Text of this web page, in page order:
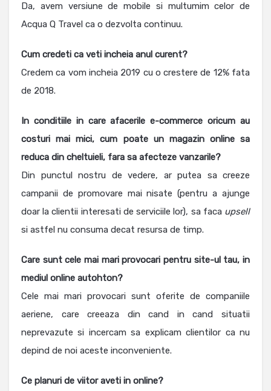
Da, avem versiune de mobile si multumim celor de
Acqua Q Travel ca o dezvolta continuu.
Cum credeti ca veti incheia anul curent?
Credem ca vom incheia 2019 cu o crestere de 12% fata
de 2018.
In conditiile in care afacerile e-commerce oricum au
costuri mai mici, cum poate un magazin online sa
reduca din cheltuieli, fara sa afecteze vanzarile?
Din punctul nostru de vedere, ar putea sa creeze
campanii de promovare mai nisate (pentru a ajunge
doar la clientii interesati de serviciile lor), sa faca upsell
si astfel nu consuma decat resursa de timp.
Care sunt cele mai mari provocari pentru site-ul tau, in
mediul online autohton?
Cele mai mari provocari sunt oferite de companiile
aeriene, care creeaza din cand in cand situatii
neprevazute si incercam sa explicam clientilor ca nu
depind de noi aceste inconveniente.
Ce planuri de viitor aveti in online?